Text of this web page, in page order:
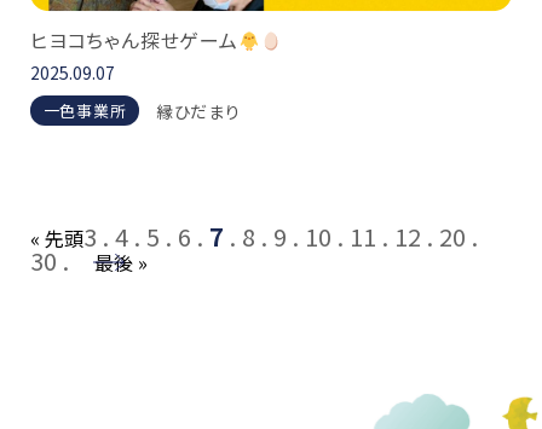
ヒヨコちゃん探せゲーム
2025.09.07
一色事業所 縁ひだまり
« 先頭3 4 5 6 7 8 9 10 11 12 20
30 →最後 »